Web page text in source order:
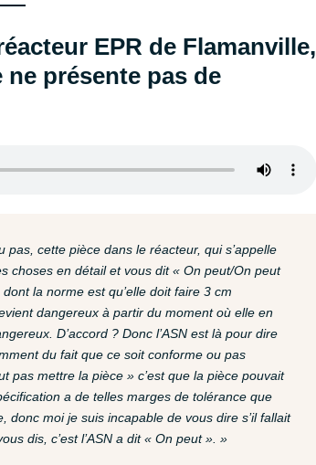
EPR de Flamanville,
ne présente pas de
cette pièce dans le réacteur, qui s’appelle
choses en détail et vous dit « On peut/On peut
la norme est qu’elle doit faire 3 cm
dangereux à partir du moment où elle en
D’accord ? Donc l’ASN est là pour dire
du fait que ce soit conforme ou pas
pas mettre la pièce » c’est que la pièce pouvait
a de telles marges de tolérance que
donc moi je suis incapable de vous dire s’il fallait
dis, c’est l’ASN a dit « On peut ». »